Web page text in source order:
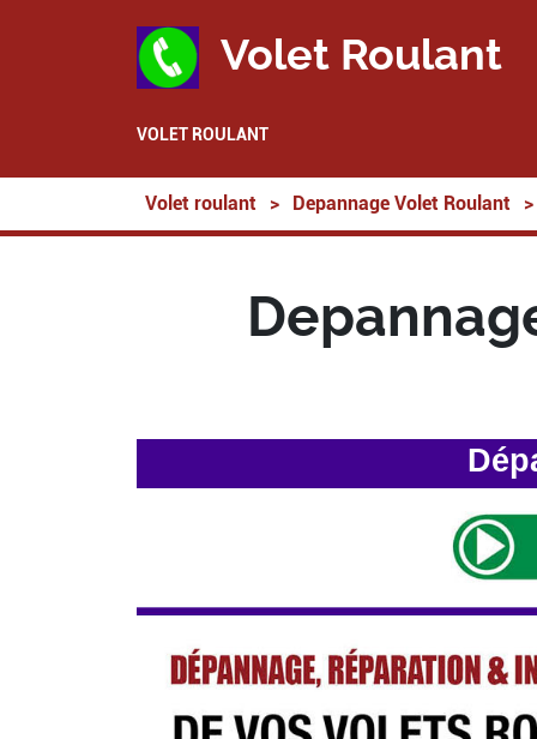
Volet Roulant
VOLET ROULANT
Volet roulant > Depannage Volet Roulant >